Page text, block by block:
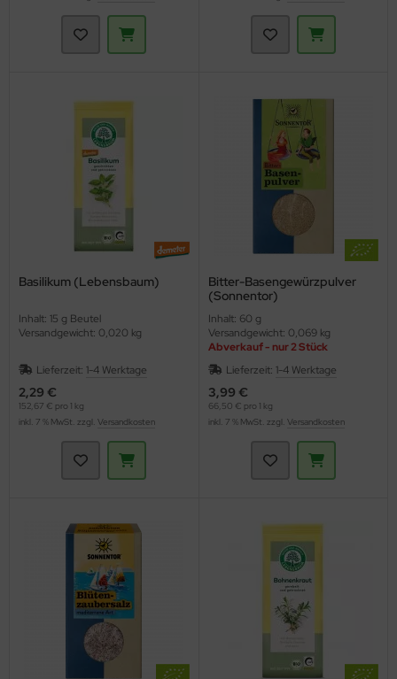
Basilikum (Lebensbaum)
Inhalt: 15 g Beutel
Versandgewicht: 0,020 kg
Lieferzeit: 1-4 Werktage
2,29 €
152,67 € pro 1 kg
inkl. 7 % MwSt. zzgl. Versandkosten
Bitter-Basengewürzpulver
(Sonnentor)
Inhalt: 60 g
Versandgewicht: 0,069 kg
Abverkauf - nur 2 Stück
Lieferzeit: 1-4 Werktage
3,99 €
66,50 € pro 1 kg
inkl. 7 % MwSt. zzgl. Versandkosten